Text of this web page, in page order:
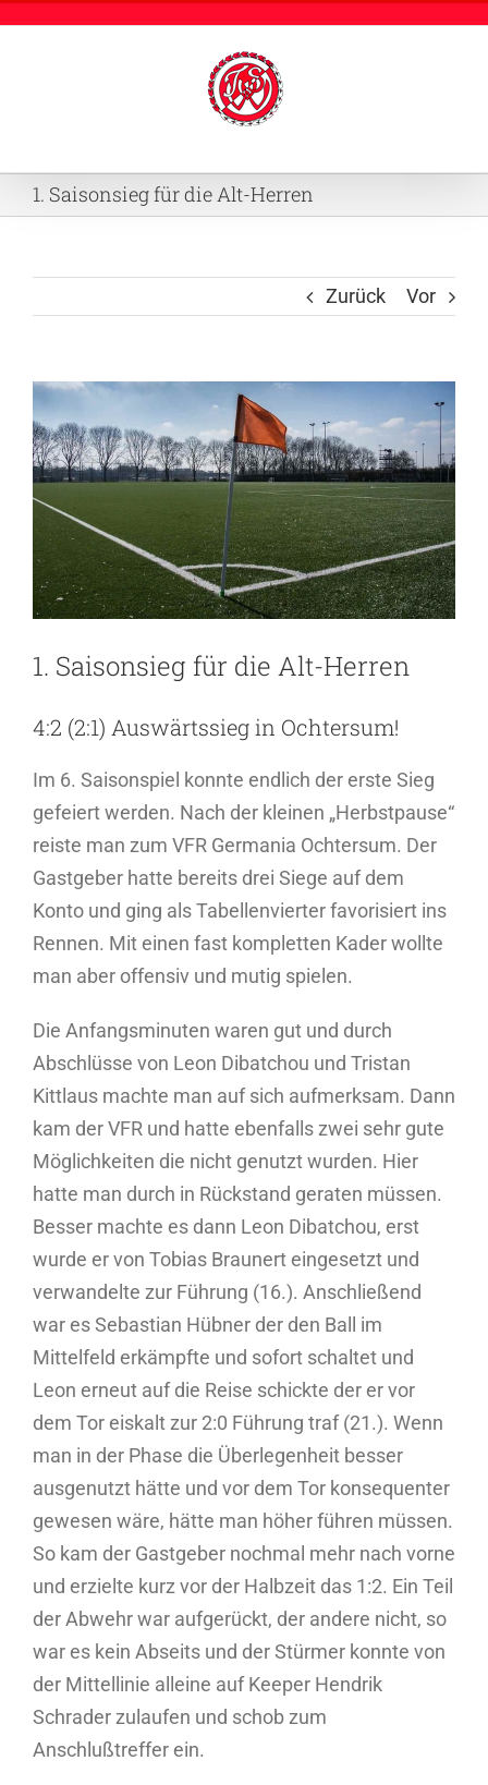
1. Saisonsieg für die Alt-Herren
Zurück Vor
Zeige
grösseres
Bild
1. Saisonsieg für die Alt-Herren
4:2 (2:1) Auswärtssieg in Ochtersum!
Im 6. Saisonspiel konnte endlich der erste Sieg
gefeiert werden. Nach der kleinen „Herbstpause“
reiste man zum VFR Germania Ochtersum. Der
Gastgeber hatte bereits drei Siege auf dem
Konto und ging als Tabellenvierter favorisiert ins
Rennen. Mit einen fast kompletten Kader wollte
man aber offensiv und mutig spielen.
Die Anfangsminuten waren gut und durch
Abschlüsse von Leon Dibatchou und Tristan
Kittlaus machte man auf sich aufmerksam. Dann
kam der VFR und hatte ebenfalls zwei sehr gute
Möglichkeiten die nicht genutzt wurden. Hier
hatte man durch in Rückstand geraten müssen.
Besser machte es dann Leon Dibatchou, erst
wurde er von Tobias Braunert eingesetzt und
verwandelte zur Führung (16.). Anschließend
war es Sebastian Hübner der den Ball im
Mittelfeld erkämpfte und sofort schaltet und
Leon erneut auf die Reise schickte der er vor
dem Tor eiskalt zur 2:0 Führung traf (21.). Wenn
man in der Phase die Überlegenheit besser
ausgenutzt hätte und vor dem Tor konsequenter
gewesen wäre, hätte man höher führen müssen.
So kam der Gastgeber nochmal mehr nach vorne
und erzielte kurz vor der Halbzeit das 1:2. Ein Teil
der Abwehr war aufgerückt, der andere nicht, so
war es kein Abseits und der Stürmer konnte von
der Mittellinie alleine auf Keeper Hendrik
Schrader zulaufen und schob zum
Anschlußtreffer ein.